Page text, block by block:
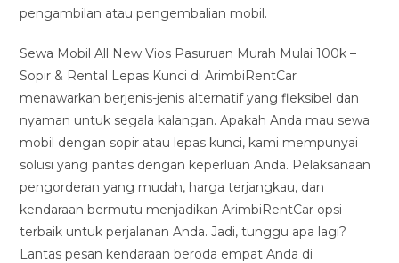
pengambilan atau pengembalian mobil.
Sewa Mobil All New Vios Pasuruan Murah Mulai 100k –
Sopir & Rental Lepas Kunci di ArimbiRentCar
menawarkan berjenis-jenis alternatif yang fleksibel dan
nyaman untuk segala kalangan. Apakah Anda mau sewa
mobil dengan sopir atau lepas kunci, kami mempunyai
solusi yang pantas dengan keperluan Anda. Pelaksanaan
pengorderan yang mudah, harga terjangkau, dan
kendaraan bermutu menjadikan ArimbiRentCar opsi
terbaik untuk perjalanan Anda. Jadi, tunggu apa lagi?
Lantas pesan kendaraan beroda empat Anda di